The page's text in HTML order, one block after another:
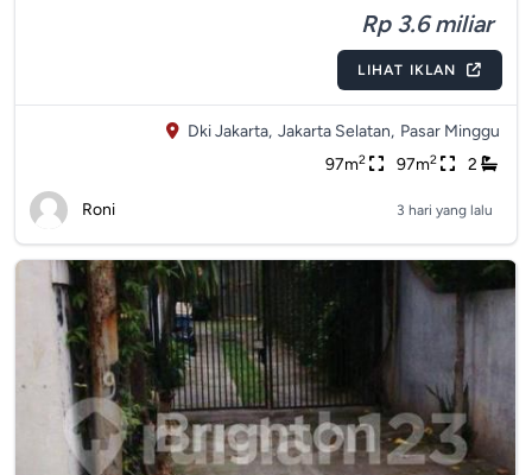
Rp 3.6 miliar
LIHAT IKLAN
Dki Jakarta, Jakarta Selatan, Pasar Minggu
97m2 97m2 2
Roni 3 hari yang lalu